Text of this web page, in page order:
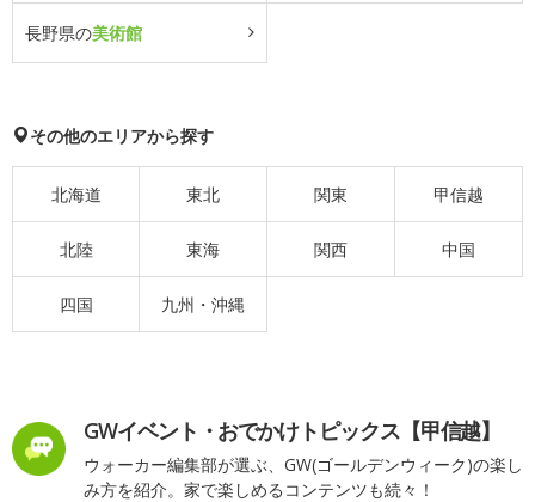
長野県の美術館
その他のエリアから探す
北海道 東北 関東 甲信越
北陸 東海 関西 中国
四国 九州・沖縄
GWイベント・おでかけトピックス【甲信越】
ウォーカー編集部が選ぶ、GW(ゴールデンウィーク)の楽し
み方を紹介。家で楽しめるコンテンツも続々！